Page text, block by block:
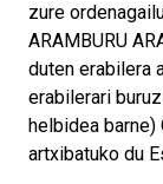
zure
ARAMBURU
duten erabilera
erabilerari
helbidea
artxibatuko du